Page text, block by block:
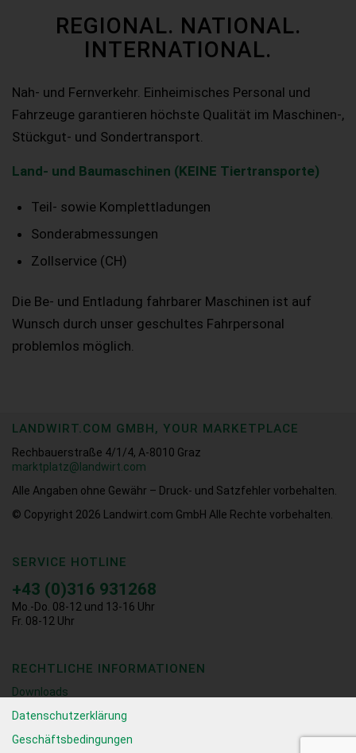
REGIONAL. NATIONAL.
INTERNATIONAL.
Nah- und Fernverkehr. Einheimisches Personal und
Fahrzeuge garantieren höchste Qualität im Maschinen-,
Stückgut- und Sondertransport.
Land- und Baumaschinen (KEINE Tiertransporte)
Teil- sowie Komplettladungen
Sonderabmessungen
Zollservice (CH)
Die Be- und Entladung fahrbarer Maschinen ist auf
Wunsch durch unser geschultes Fahrpersonal
problemlos möglich.
LANDWIRT.COM GMBH, YOUR MARKETPLACE
Rechbauerstraße 4/1/4, A-8010 Graz
marktplatz@landwirt.com
Alle Angaben ohne Gewähr – Druck- und Satzfehler vorbehalten.
© Copyright 2026
Landwirt.com GmbH Alle Rechte vorbehalten.
SERVICE HOTLINE
+43 (0)316 931268
Mo.-Do. 08-12 und 13-16 Uhr
Fr. 08-12 Uhr
RECHTLICHE INFORMATIONEN
Downloads
Datenschutzerklärung
Geschäftsbedingungen